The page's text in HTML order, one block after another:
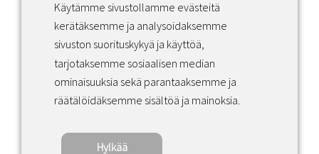
Facebook Instagram LinkedIn
Sopimusehdot
Käytämme sivustollamme evästeitä
kerätäksemme ja analysoidaksemme
sivuston suorituskykyä ja käyttöä,
tarjotaksemme sosiaalisen median
ominaisuuksia sekä parantaaksemme ja
räätälöidäksemme sisältöä ja mainoksia.
Hylkää